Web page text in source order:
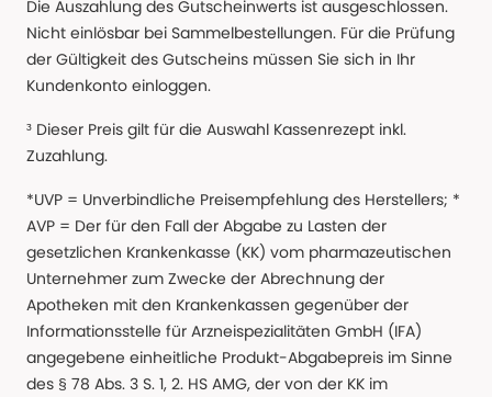
Die Auszahlung des Gutscheinwerts ist ausgeschlossen.
Nicht einlösbar bei Sammelbestellungen. Für die Prüfung
der Gültigkeit des Gutscheins müssen Sie sich in Ihr
Kundenkonto einloggen.
³ Dieser Preis gilt für die Auswahl Kassenrezept inkl.
Zuzahlung.
*UVP = Unverbindliche Preisempfehlung des Herstellers; *
AVP = Der für den Fall der Abgabe zu Lasten der
gesetzlichen Krankenkasse (KK) vom pharmazeutischen
Unternehmer zum Zwecke der Abrechnung der
Apotheken mit den Krankenkassen gegenüber der
Informationsstelle für Arzneispezialitäten GmbH (IFA)
angegebene einheitliche Produkt-Abgabepreis im Sinne
des § 78 Abs. 3 S. 1, 2. HS AMG, der von der KK im